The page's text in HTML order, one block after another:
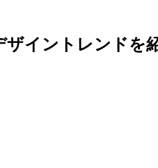
イントレンドを